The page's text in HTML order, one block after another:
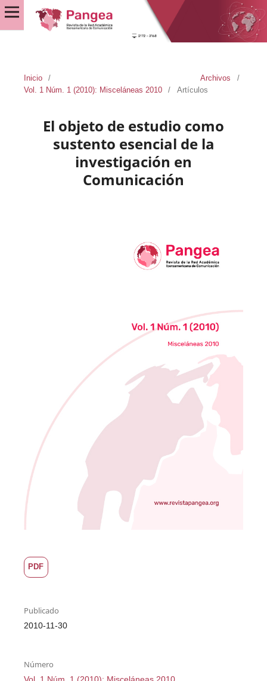
Inicio / Archivos
/
Vol. 1 Núm. 1 (2010): Misceláneas 2010
/ Artículos
El objeto de estudio como
sustento esencial de la
investigación en
Comunicación
PDF
Publicado
2010-11-30
Número